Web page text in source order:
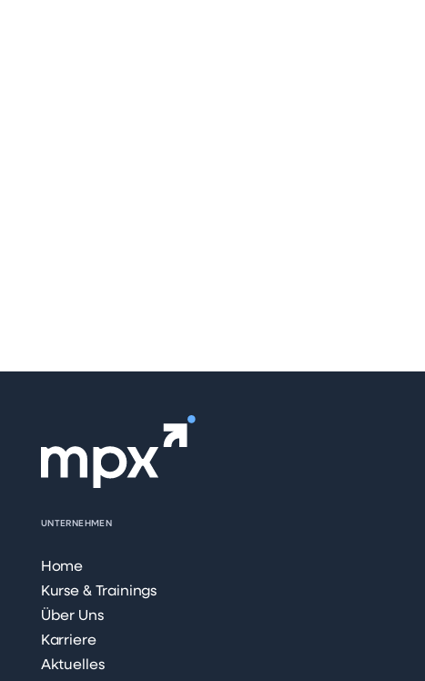
UNTERNEHMEN
Home
Kurse & Trainings
Über Uns
Karriere
Aktuelles